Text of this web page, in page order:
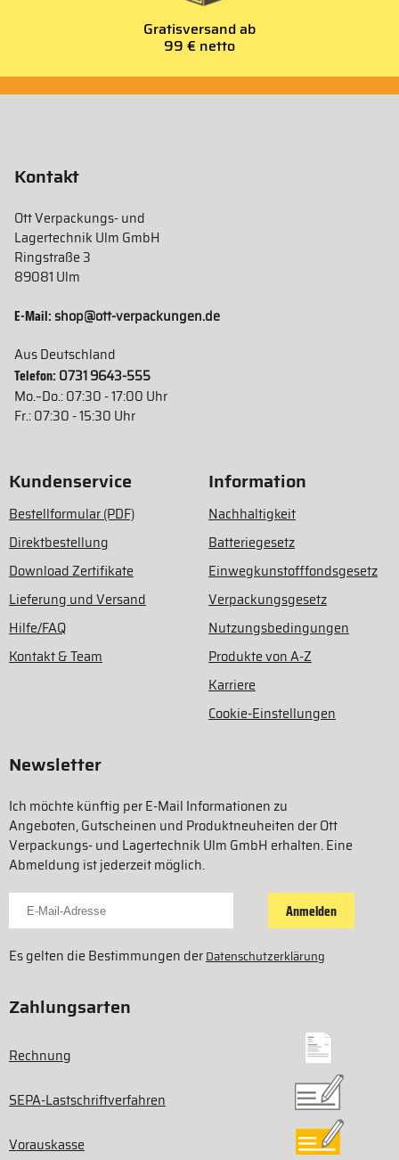
Gratisversand ab
99 € netto
Kontakt
Ott Verpackungs- und
Lagertechnik Ulm GmbH
Ringstraße 3
89081 Ulm
E-Mail:shop@ott-verpackungen.de
Aus Deutschland
Telefon: 0731 9643-555
Mo.–Do.: 07:30 - 17:00 Uhr
Fr.: 07:30 - 15:30 Uhr
Kundenservice
Bestellformular (PDF)
Direktbestellung
Download Zertifikate
Lieferung und Versand
Hilfe/FAQ
Kontakt & Team
Information
Nachhaltigkeit
Batteriegesetz
Einwegkunstofffondsgesetz
Verpackungsgesetz
Nutzungsbedingungen
Produkte von A-Z
Karriere
Cookie-Einstellungen
Newsletter
Ich möchte künftig per E-Mail Informationen zu
Angeboten, Gutscheinen und Produktneuheiten der Ott
Verpackungs- und Lagertechnik Ulm GmbH erhalten. Eine
Abmeldung ist jederzeit möglich.
Für Newsletter anmelden
Anmelden
Es gelten die Bestimmungen derDatenschutzerklärung
Zahlungsarten
Rechnung
SEPA-Lastschriftverfahren
Vorauskasse